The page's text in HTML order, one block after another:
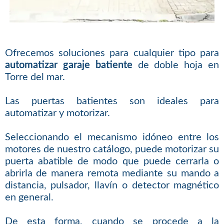
Ofrecemos soluciones para cualquier tipo para
automatizar garaje batiente de doble hoja en
Torre del mar.
Las puertas batientes son ideales para
automatizar y motorizar.
Seleccionando el mecanismo idóneo entre los
motores de nuestro catálogo, puede motorizar su
puerta abatible de modo que puede cerrarla o
abrirla de manera remota mediante su mando a
distancia, pulsador, llavín o detector magnético
en general.
De esta forma, cuando se procede a la